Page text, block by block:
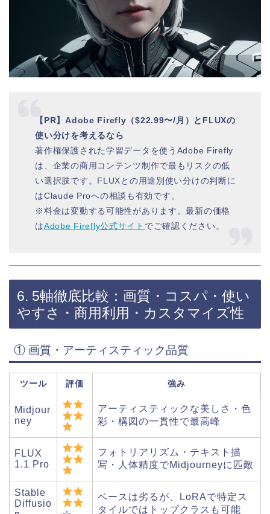
【PR】Adobe Firefly（$22.99〜/月）とFLUXの
使い分けを考えるなら
著作権保護された学習データを使うAdobe Firefly
は、企業の商用コンテンツ制作で最もリスクの低
い選択肢です。FLUXとの用途別使い分けの判断に
はClaude Proへの相談も有効です。
※料金は変動する可能性があります。最新の価格
はAdobe Firefly公式サイト でご確認ください。
6. 5軸徹底比較：画質・コスパ・使い
やすさ・商用利用・カスタマイズ性
① 画質・アーティスティック品質
ツール 評価 強み
Midjour
ney
アーティスティックな美しさ・色
彩・構図の一貫性で最高峰
FLUX
1.1 Pro
フォトリアリズム・テキスト描
写・人体精度でMidjourneyに匹敵
Stable
Diffusio
ベースは劣るが、LoRAで特定ス
タイルではトップクラスも可能